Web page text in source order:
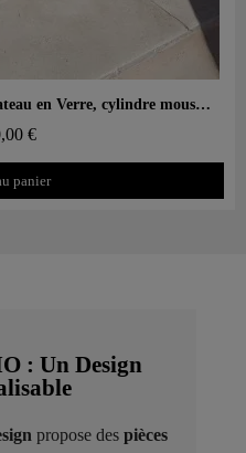
rapide Table basse design XL MW – Plateau en Verre, cylindre mousse alvéolaire
€
panier
: Un Design
propose des pièces